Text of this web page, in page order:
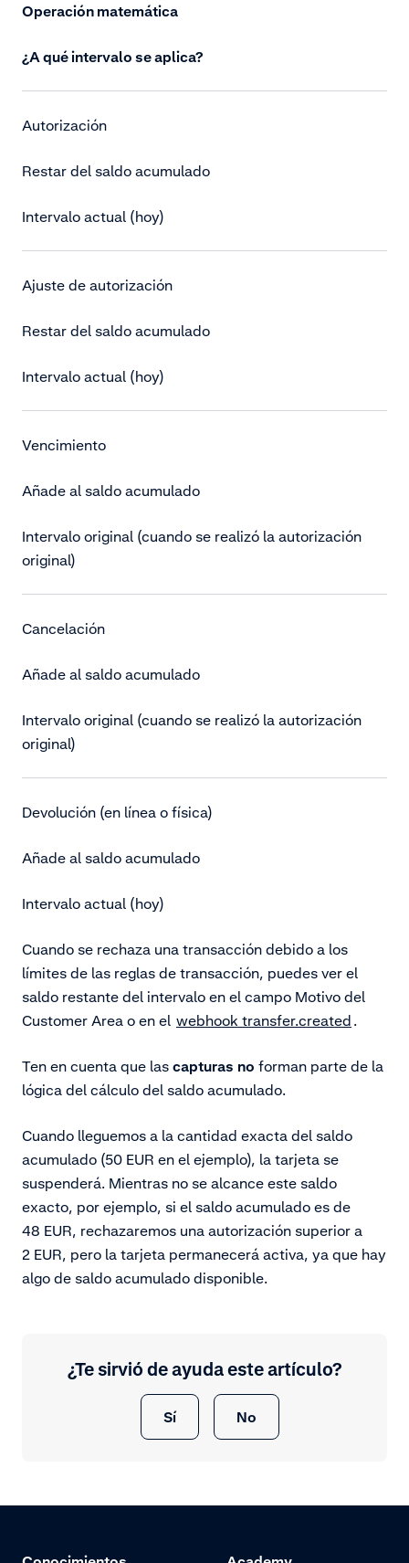
Operación matemática
¿A qué intervalo se aplica?
Autorización
Restar del saldo acumulado
Intervalo actual (hoy)
Ajuste de autorización
Restar del saldo acumulado
Intervalo actual (hoy)
Vencimiento
Añade al saldo acumulado
Intervalo original (cuando se realizó la autorización
original)
Cancelación
Añade al saldo acumulado
Intervalo original (cuando se realizó la autorización
original)
Devolución (en línea o física)
Añade al saldo acumulado
Intervalo actual (hoy)
Cuando se rechaza una transacción debido a los
límites de las reglas de transacción, puedes ver el
saldo restante del intervalo en el campo Motivo del
Customer Area o en el webhook transfer.created .
Ten en cuenta que las capturas no forman parte de la
lógica del cálculo del saldo acumulado.
Cuando lleguemos a la cantidad exacta del saldo
acumulado (50 EUR en el ejemplo), la tarjeta se
suspenderá. Mientras no se alcance este saldo
exacto, por ejemplo, si el saldo acumulado es de
48 EUR, rechazaremos una autorización superior a
2 EUR, pero la tarjeta permanecerá activa, ya que hay
algo de saldo acumulado disponible.
¿Te sirvió de ayuda este artículo?
Sí No